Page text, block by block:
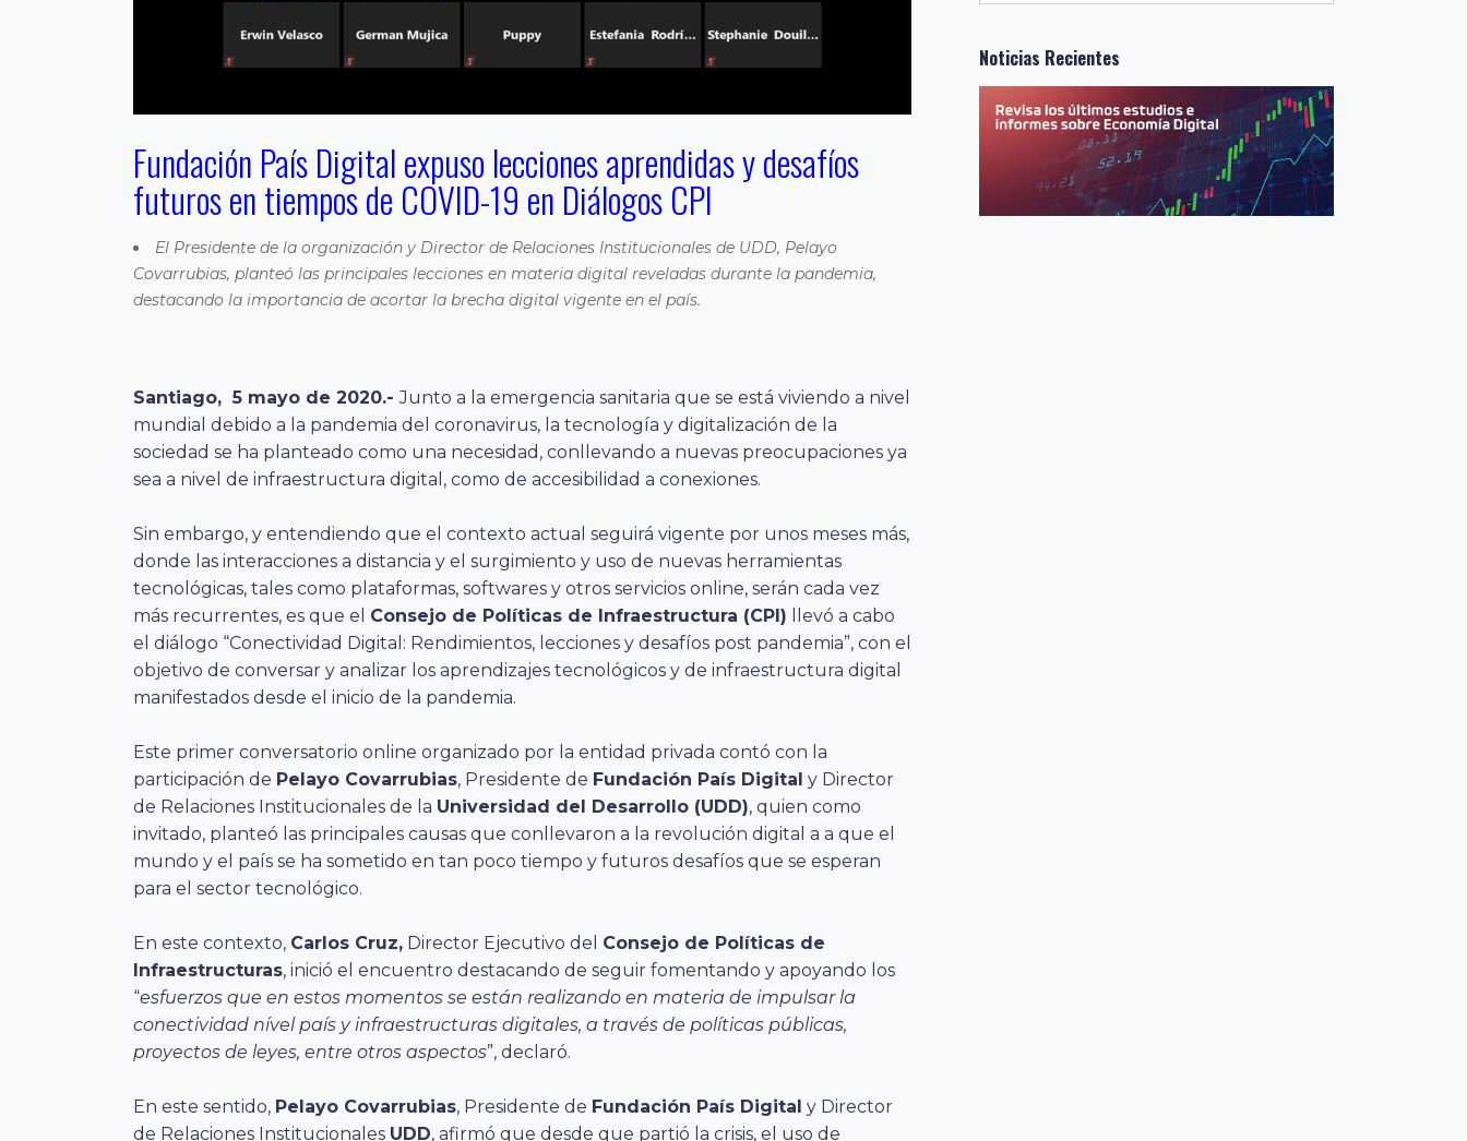
Fundación País Digital expuso lecciones aprendidas y desafíos
futuros en tiempos de COVID-19 en Diálogos CPI
El Presidente de la organización y Director de Relaciones Institucionales de UDD, Pelayo
Covarrubias, planteó las principales lecciones en materia digital reveladas durante la pandemia,
destacando la importancia de acortar la brecha digital vigente en el país.
Santiago, 5 mayo de 2020.-Junto a la emergencia sanitaria que se está viviendo a nivel
mundial debido a la pandemia del coronavirus, la tecnología y digitalización de la
sociedad se ha planteado como una necesidad, conllevando a nuevas preocupaciones ya
sea a nivel de infraestructura digital, como de accesibilidad a conexiones.
Sin embargo, y entendiendo que el contexto actual seguirá vigente por unos meses más,
donde las interacciones a distancia y el surgimiento y uso de nuevas herramientas
tecnológicas, tales como plataformas, softwares y otros servicios online, serán cada vez
más recurrentes, es que el Consejo de Políticas de Infraestructura (CPI) llevó a cabo
el diálogo “Conectividad Digital: Rendimientos, lecciones y desafíos post pandemia”, con el
objetivo de conversar y analizar los aprendizajes tecnológicos y de infraestructura digital
manifestados desde el inicio de la pandemia.
Este primer conversatorio online organizado por la entidad privada contó con la
participación de Pelayo Covarrubias, Presidente de Fundación País Digital y Director
de Relaciones Institucionales de la Universidad del Desarrollo (UDD), quien como
invitado, planteó las principales causas que conllevaron a la revolución digital a a que el
mundo y el país se ha sometido en tan poco tiempo y futuros desafíos que se esperan
para el sector tecnológico.
En este contexto, Carlos Cruz, Director Ejecutivo del Consejo de Políticas de
Infraestructuras, inició el encuentro destacando de seguir fomentando y apoyando los
“esfuerzos que en estos momentos se están realizando en materia de impulsar la
conectividad nível país y infraestructuras digitales, a través de políticas públicas,
proyectos de leyes, entre otros aspectos”, declaró.
En este sentido, Pelayo Covarrubias, Presidente de Fundación País Digital y Director
de Relaciones Institucionales UDD, afirmó que desde que partió la crisis, el uso de
Noticias Recientes